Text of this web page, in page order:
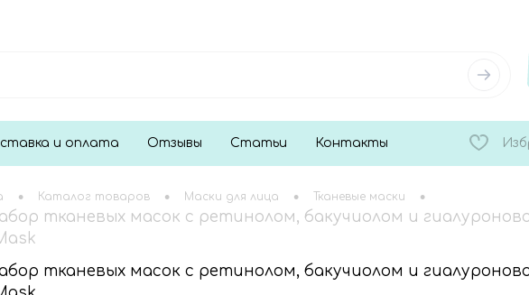
и оплата Отзывы Статьи Контакты
• Каталог товаров • Маски для лица • Тканевые маски •
тканевых масок с ретинолом, бакучиолом и
тканевых масок с ретинолом, бакучиолом и